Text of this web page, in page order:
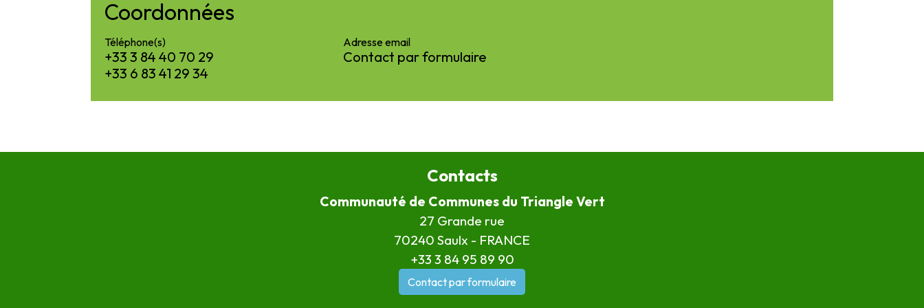
Coordonnées
Téléphone(s)
+33 3 84 40 70 29
+33 6 83 41 29 34
Adresse email
Contact par formulaire
Contacts
Communauté de Communes du Triangle Vert
27 Grande rue
70240 Saulx - FRANCE
+33 3 84 95 89 90
Contact par formulaire